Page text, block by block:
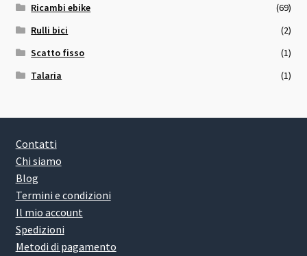
Ricambi ebike
(69)
Rulli bici
(2)
Scatto fisso
(1)
Talaria
(1)
Contatti
Chi siamo
Blog
Termini e condizioni
Il mio account
Spedizioni
Metodi di pagamento